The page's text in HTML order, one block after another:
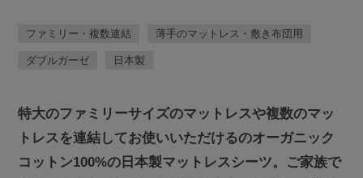
ファミリー・複数連結 薄手のマットレス・敷き布団用
ダブルガーゼ 日本製
特大のファミリーサイズのマットレスや複数のマッ
トレスを連結してお使いいただけるのオーガニック
コットン100%の日本製マットレスシーツ。ご家族で